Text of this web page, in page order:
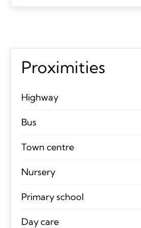
Proximities
Highway
Bus
Town centre
Nursery
Primary school
Day care